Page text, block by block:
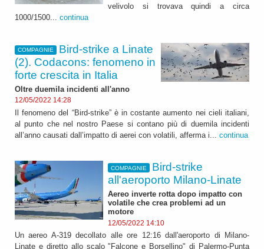
velivolo si trovava quindi a circa
1000/1500... continua
COMPAGNIE
Bird-strike a Linate
(2). Codacons: fenomeno in
forte crescita in Italia
Oltre duemila incidenti all'anno
12/05/2022 14:28
Il fenomeno del “Bird-strike” è in costante aumento nei cieli italiani,
al punto che nel nostro Paese si contano più di duemila incidenti
all’anno causati dall’impatto di aerei con volatili, afferma i... continua
COMPAGNIE
Bird-strike
all'aeroporto Milano-Linate
Aereo inverte rotta dopo impatto con
volatile che crea problemi ad un
motore
12/05/2022 14:10
Un aereo A-319 decollato alle ore 12:16 dall'aeroporto di Milano-
Linate e diretto allo scalo "Falcone e Borsellino" di Palermo-Punta